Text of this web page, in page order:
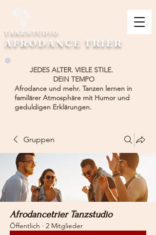
TANZSTUDIO
AFRODANCE TRIER
JEDES ALTER. VIELE STILE.
DEIN TEMPO
Afrodance und mehr. Tanzen lernen in
familärer Atmosphäre mit Humor und
geduldigen Erklärungen.
Gruppen
Afrodancetrier Tanzstudio
Öffentlich · 2 Mitglieder